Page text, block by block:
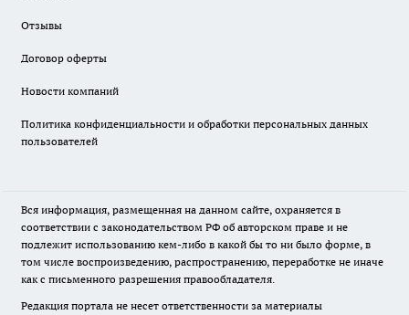
Отзывы
Договор оферты
Новости компаний
Политика конфиденциальности и обработки персональных данных
пользователей
Вся информация, размещенная на данном сайте, охраняется в
соответствии с законодательством РФ об авторском праве и не
подлежит использованию кем-либо в какой бы то ни было форме, в
том числе воспроизведению, распространению, переработке не иначе
как с письменного разрешения правообладателя.
Редакция портала не несет ответственности за материалы